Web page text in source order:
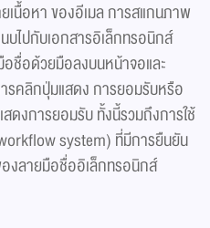
เนื้อหา ของอีเมล การสแกนภาพ
บไปกับเอกสารอิเล็กทรอนิกส์
อชื่อด้วยมือลงบนหน้าจอและ
รคลิกปุ่มแสดง การยอมรับหรือ
ดงการยอมรับ ทั้งนี้รวมถึงการใช้
system) ที่มีการยืนยัน
งลายมือชื่ออิเล็กทรอนิกส์